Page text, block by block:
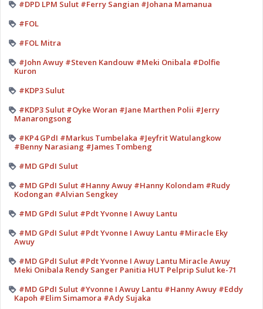
#DPD LPM Sulut #Ferry Sangian #Johana Mamanua
#FOL
#FOL Mitra
#John Awuy #Steven Kandouw #Meki Onibala #Dolfie
Kuron
#KDP3 Sulut
#KDP3 Sulut #Oyke Woran #Jane Marthen Polii #Jerry
Manarongsong
#KP4 GPdI #Markus Tumbelaka #Jeyfrit Watulangkow
#Benny Narasiang #James Tombeng
#MD GPdI Sulut
#MD GPdI Sulut #Hanny Awuy #Hanny Kolondam #Rudy
Kodongan #Alvian Sengkey
#MD GPdI Sulut #Pdt Yvonne I Awuy Lantu
#MD GPdI Sulut #Pdt Yvonne I Awuy Lantu #Miracle Eky
Awuy
#MD GPdI Sulut #Pdt Yvonne I Awuy Lantu Miracle Awuy
Meki Onibala Rendy Sanger Panitia HUT Pelprip Sulut ke-71
#MD GPdI Sulut #Yvonne I Awuy Lantu #Hanny Awuy #Eddy
Kapoh #Elim Simamora #Ady Sujaka